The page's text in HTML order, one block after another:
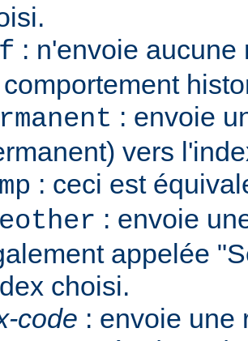
: n'envoie
: envoie
vers
: ceci est
: envoie
appelée
choisi.
code : envoie une